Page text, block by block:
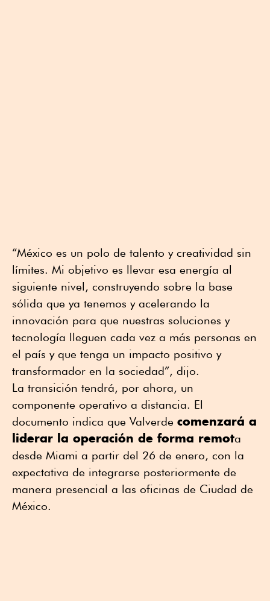
“México es un polo de talento y creatividad sin
límites. Mi objetivo es llevar esa energía al
siguiente nivel, construyendo sobre la base
sólida que ya tenemos y acelerando la
innovación para que nuestras soluciones y
tecnología lleguen cada vez a más personas en
el país y que tenga un impacto positivo y
transformador en la sociedad”, dijo.
La transición tendrá, por ahora, un
componente operativo a distancia. El
documento indica que Valverde comenzará a
liderar la operación de forma remota
desde Miami a partir del 26 de enero, con la
expectativa de integrarse posteriormente de
manera presencial a las oficinas de Ciudad de
México.